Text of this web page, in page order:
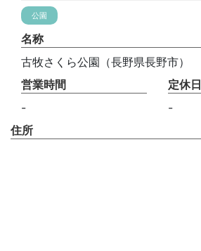
公園
名称
古牧さくら公園（長野県長野市）
営業時間
-
定休日
-
住所